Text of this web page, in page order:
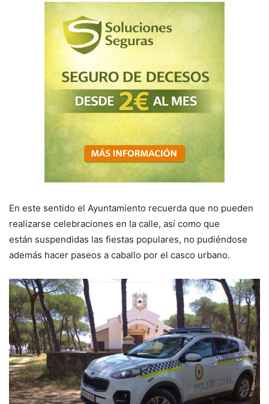
En este sentido el Ayuntamiento recuerda que no pueden
realizarse celebraciones en la calle, así como que
están suspendidas las fiestas populares, no pudiéndose
además hacer paseos a caballo por el casco urbano.